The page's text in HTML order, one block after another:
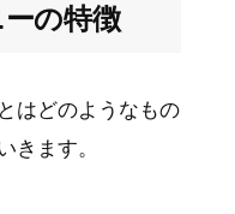
の特徴
はどのようなもの
きます。